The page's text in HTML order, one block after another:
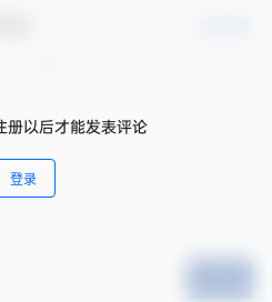
册以后才能发表评论
登录